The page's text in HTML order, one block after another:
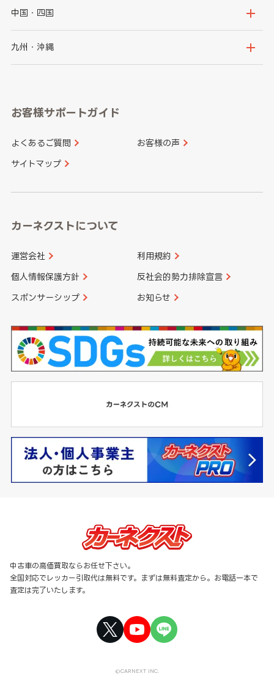
千葉県
神奈川県
石川県
山梨県
愛知県
大阪府
京都府
和歌山県
中国・四国
鳥取県
山口県
香川県 愛媛県
九州・沖縄
長崎県
大分県 宮崎県
お客様サポートガイド
よくあるご質問 お客様の声
サイトマップ
カーネクストについて
運営会社 利用規約
個人情報保護方針 反社会的勢力排除宣言
スポンサーシップ お知らせ
中古車の高価買取ならお任せ下さい。
全国対応でレッカー引取代は無料です。まずは無料査定から。お電話一本で
査定は完了いたします。
©CARNEXT INC.